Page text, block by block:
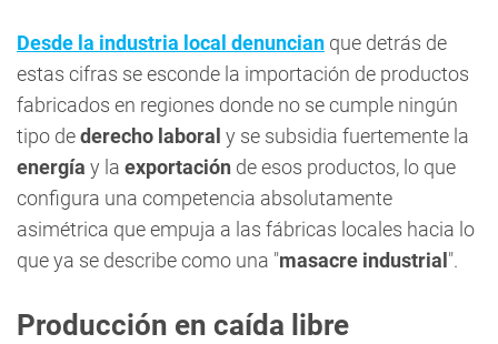
Desde la industria local denuncian que detrás de
estas cifras se esconde la importación de productos
fabricados en regiones donde no se cumple ningún
tipo dederecho laboral y se subsidia fuertemente la
energía y la exportación de esos productos, lo que
configura una competencia absolutamente
asimétrica que empuja a las fábricas locales hacia lo
que ya se describe como una "masacre industrial ".
Producción en caída libre